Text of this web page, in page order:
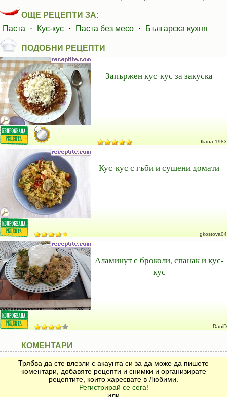
ОЩЕ РЕЦЕПТИ ЗА:
Паста
⋅ Кус-кус ⋅ Паста без месо ⋅ Българска кухня
ПОДОБНИ РЕЦЕПТИ
Запържен кус-кус за закуска
Iliana-1983
Кус-кус с гъби и сушени домати
gkostova04
Аламинут с броколи, спанак и кус-
кус
DaniD
КОМЕНТАРИ
Трябва да сте влезли с акаунта си за да може да пишете
коментари, добавяте рецепти и снимки и организирате
рецептите, които харесвате в Любими.
Регистрирай се сега!